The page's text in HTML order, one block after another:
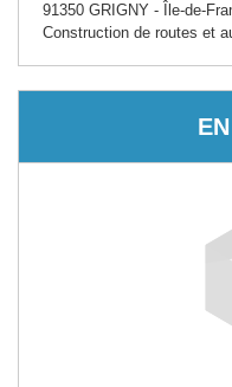
91350 GRIGNY - Île-de-
Construction de routes et